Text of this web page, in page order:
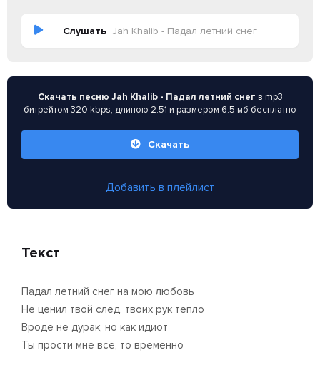
Слушать Jah Khalib - Падал летний снег
Скачать песню Jah Khalib - Падал летний снег в mp3
битрейтом 320 kbps, длиною 2:51 и размером 6.5 мб бесплатно
Скачать
Добавить в плейлист
Текст
Падал летний снег на мою любовь
Не ценил твой след, твоих рук тепло
Вроде не дурак, но как идиот
Ты прости мне всё, то временно